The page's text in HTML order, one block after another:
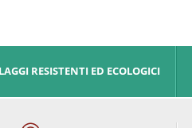
RESISTENTI ED ECOLOGICI